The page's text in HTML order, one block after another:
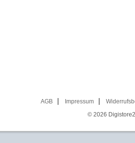
AGB Impressum
© 2026